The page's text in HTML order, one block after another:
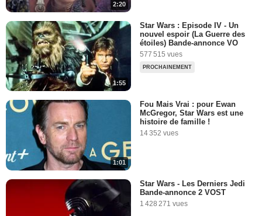
5:05
2:18
Les n°2 meilleurs que les n°1
63 816 vues -
5:26
La Minute du lundi 29
Octobre 2007
Les vers géants
2:20
1:55
Star Wars : Episode IV - Un
nouvel espoir (La Guerre des
étoiles) Bande-annonce VO
577 515 vues
PROCHAINEMENT
1:01
Fou Mais Vrai : pour Ewan
McGregor, Star Wars est une
histoire de famille !
14 352 vues
Star Wars - Les Derniers Jedi
Bande-annonce 2 VOST
1 428 271 vues